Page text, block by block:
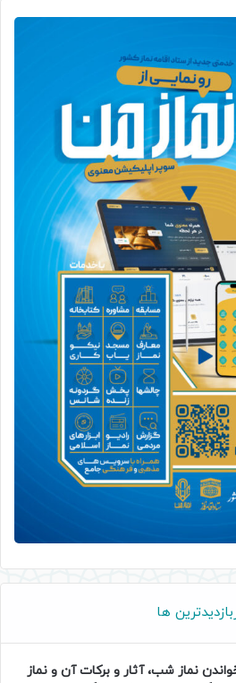
ها
نماز شب، آثار و برکات آن و نماز